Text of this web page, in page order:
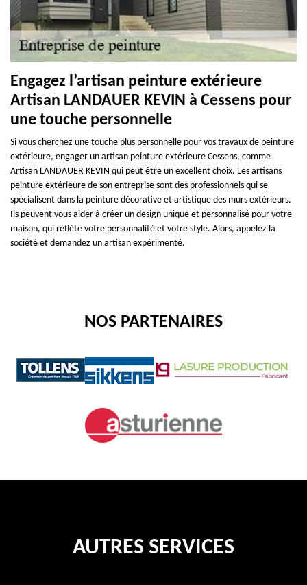
Engagez l’artisan peinture extérieure
Artisan LANDAUER KEVIN à Cessens pour
une touche personnelle
Si vous cherchez une touche plus personnelle pour vos travaux de peinture
extérieure, engager un artisan peinture extérieure Cessens, comme
Artisan LANDAUER KEVIN qui peut être un excellent choix. Les artisans
peinture extérieure de son entreprise sont des professionnels qui se
spécialisent dans la peinture décorative et artistique des murs extérieurs.
Ils peuvent vous aider à créer un design unique et personnalisé pour votre
maison, qui reflète votre personnalité et votre style. Alors, appelez la
société et demandez un artisan expérimenté.
NOS PARTENAIRES
AUTRES SERVICES